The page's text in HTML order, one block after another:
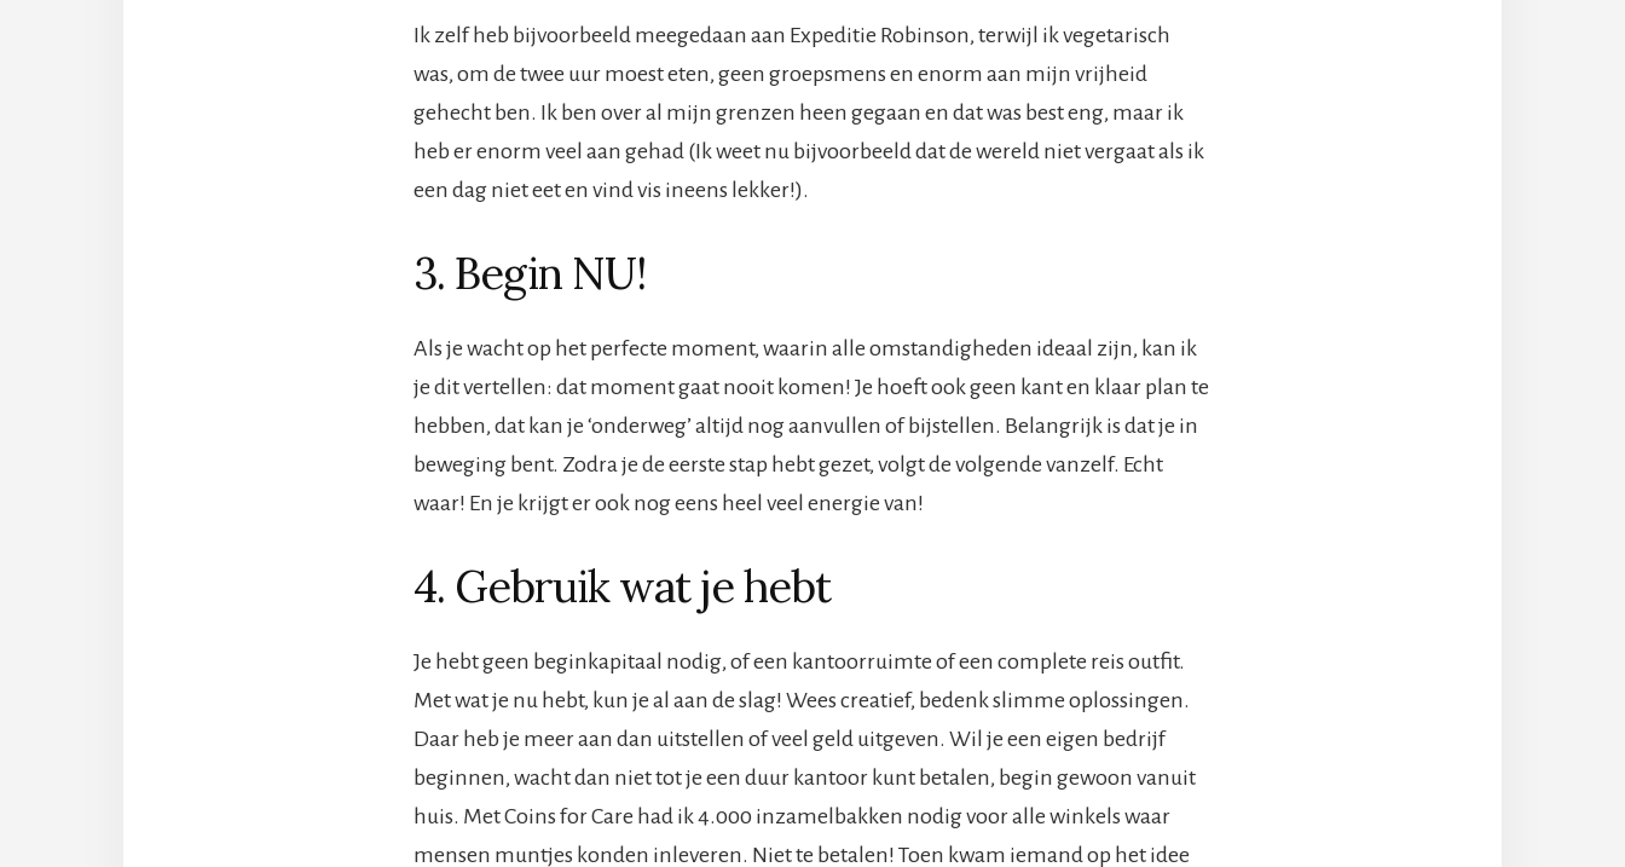
Ik zelf heb bijvoorbeeld meegedaan aan Expeditie Robinson, terwijl ik vegetarisch
was, om de twee uur moest eten, geen groepsmens en enorm aan mijn vrijheid
gehecht ben. Ik ben over al mijn grenzen heen gegaan en dat was best eng, maar ik
heb er enorm veel aan gehad (Ik weet nu bijvoorbeeld dat de wereld niet vergaat als ik
een dag niet eet en vind vis ineens lekker!).
3. Begin NU!
Als je wacht op het perfecte moment, waarin alle omstandigheden ideaal zijn, kan ik
je dit vertellen: dat moment gaat nooit komen! Je hoeft ook geen kant en klaar plan te
hebben, dat kan je ‘onderweg’ altijd nog aanvullen of bijstellen. Belangrijk is dat je in
beweging bent. Zodra je de eerste stap hebt gezet, volgt de volgende vanzelf. Echt
waar! En je krijgt er ook nog eens heel veel energie van!
4. Gebruik wat je hebt
Je hebt geen beginkapitaal nodig, of een kantoorruimte of een complete reis outfit.
Met wat je nu hebt, kun je al aan de slag! Wees creatief, bedenk slimme oplossingen.
Daar heb je meer aan dan uitstellen of veel geld uitgeven. Wil je een eigen bedrijf
beginnen, wacht dan niet tot je een duur kantoor kunt betalen, begin gewoon vanuit
huis. Met Coins for Care had ik 4.000 inzamelbakken nodig voor alle winkels waar
mensen muntjes konden inleveren. Niet te betalen! Toen kwam iemand op het idee